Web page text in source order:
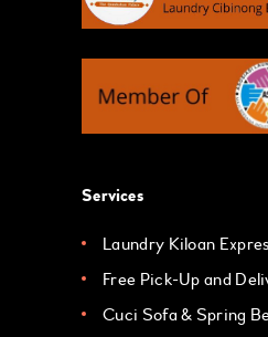
Services
Laundry Kiloan
Free Pick-Up and
Cuci Sofa & Spring